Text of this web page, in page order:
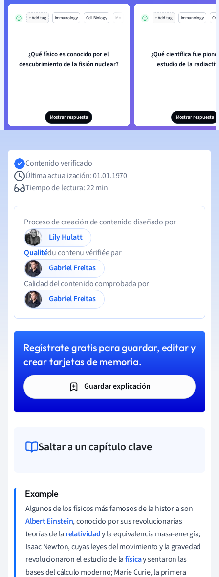
+ Add tag Immunology Cell Biology Mo
¿Qué físico es conocido por el
descubrimiento de la fisión nuclear?
Mostrar respuesta
+ Add tag Immunology
¿Qué científica fue
estudio de la
Mostrar respuesta
Contenido verificado
Última actualización: 01.01.1970
Tiempo de lectura: 22 min
Proceso de creación de contenido diseñado por
Lily Hulatt
Qualitédu contenu vérifiée par
Gabriel Freitas
Calidad del contenido comprobada por
Gabriel Freitas
Regístrate gratis para guardar, editar y
crear tarjetas de memoria.
Guardar explicación
Saltar a un capítulo clave
Algunos de los físicos más famosos de la historia son
Albert Einstein, conocido por sus revolucionarias
teorías de la relatividady la equivalencia masa-energía;
Isaac Newton, cuyas leyes del movimiento y la gravedad
revolucionaron el estudio de lafísicay sentaron las
bases del cálculo moderno; Marie Curie, la primera